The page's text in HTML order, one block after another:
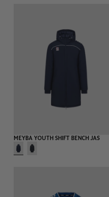
MEYBA YOUTH SHIFT BENCH JAS